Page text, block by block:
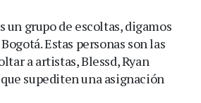
un grupo de escoltas, digamos
Estas personas son las
a artistas, Blessd, Ryan
supediten una asignación